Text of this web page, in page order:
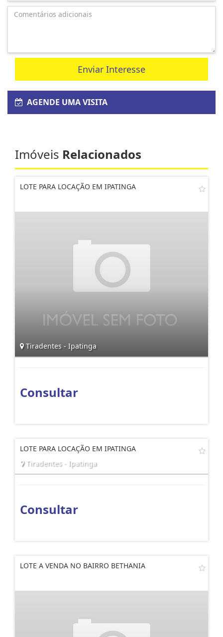
Enviar Interesse
AGENDE UMA VISITA
Imóveis Relacionados
LOTE PARA LOCAÇÃO EM IPATINGA
Tiradentes - Ipatinga
Consultar
LOTE PARA LOCAÇÃO EM IPATINGA
Tiradentes - Ipatinga
Consultar
LOTE A VENDA NO BAIRRO BETHANIA